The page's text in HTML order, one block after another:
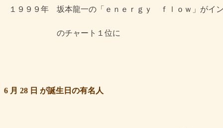
6 月 28 日 が誕生日の有名人